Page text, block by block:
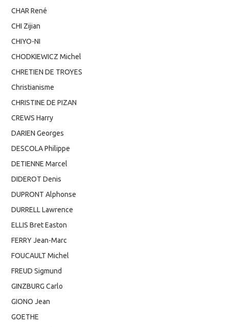
CHAR René
CHI Zijian
CHIYO-NI
CHODKIEWICZ Michel
CHRETIEN DE TROYES
Christianisme
CHRISTINE DE PIZAN
CREWS Harry
DARIEN Georges
DESCOLA Philippe
DETIENNE Marcel
DIDEROT Denis
DUPRONT Alphonse
DURRELL Lawrence
ELLIS Bret Easton
FERRY Jean-Marc
FOUCAULT Michel
FREUD Sigmund
GINZBURG Carlo
GIONO Jean
GOETHE